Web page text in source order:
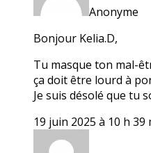
Anonyme
Bonjour Kelia.D,
Tu masque ton mal-
ça doit être lourd à
Je suis désolé que tu
19 juin 2025 à 10 h 39